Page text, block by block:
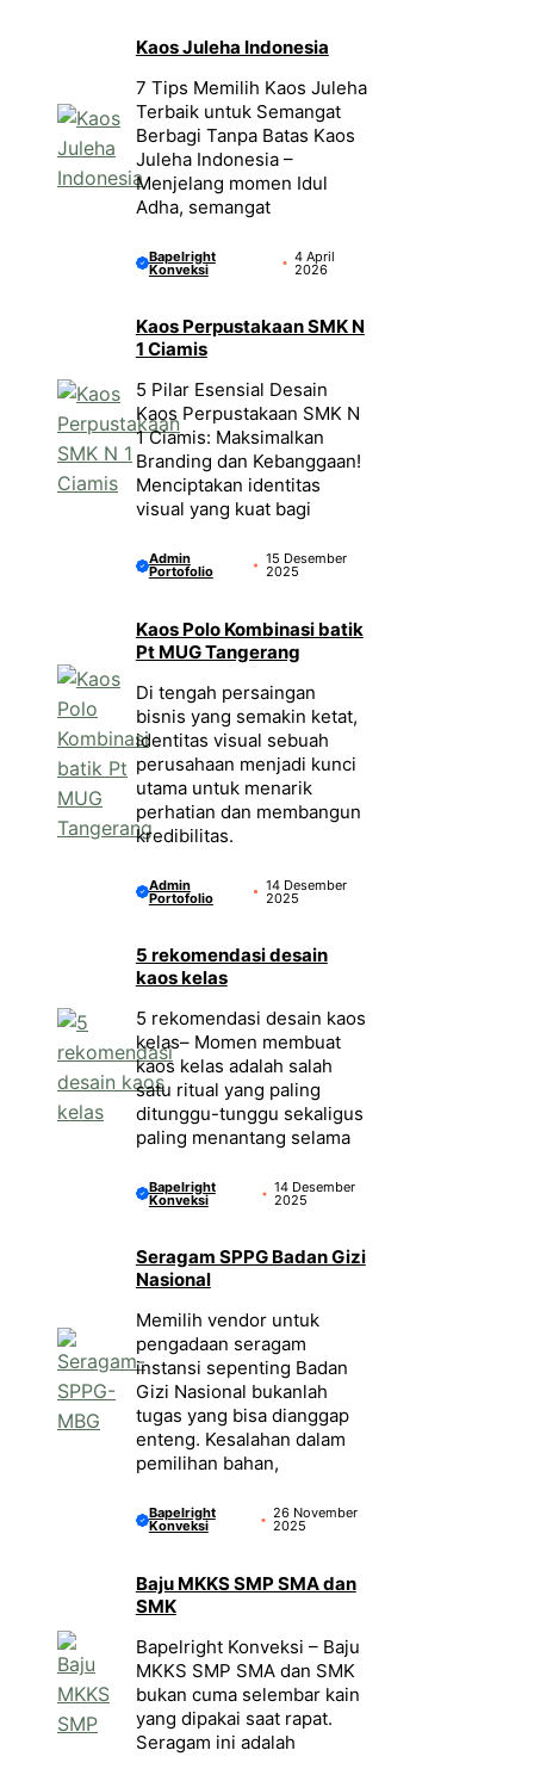
Kaos Juleha Indonesia
7 Tips Memilih Kaos Juleha
Terbaik untuk Semangat
Berbagi Tanpa Batas Kaos
Juleha Indonesia –
Menjelang momen Idul
Adha, semangat
Bapelright
Konveksi
4 April
2026
Kaos Perpustakaan SMK N
1 Ciamis
5 Pilar Esensial Desain
Kaos Perpustakaan SMK N
1 Ciamis: Maksimalkan
Branding dan Kebanggaan!
Menciptakan identitas
visual yang kuat bagi
Admin
Portofolio
15 Desember
2025
Kaos Polo Kombinasi batik
Pt MUG Tangerang
Di tengah persaingan
bisnis yang semakin ketat,
identitas visual sebuah
perusahaan menjadi kunci
utama untuk menarik
perhatian dan membangun
kredibilitas.
Admin
Portofolio
14 Desember
2025
5 rekomendasi desain
kaos kelas
5 rekomendasi desain kaos
kelas– Momen membuat
kaos kelas adalah salah
satu ritual yang paling
ditunggu-tunggu sekaligus
paling menantang selama
Bapelright
Konveksi
14 Desember
2025
Seragam SPPG Badan Gizi
Nasional
Memilih vendor untuk
pengadaan seragam
instansi sepenting Badan
Gizi Nasional bukanlah
tugas yang bisa dianggap
enteng. Kesalahan dalam
pemilihan bahan,
Bapelright
Konveksi
26 November
2025
Baju MKKS SMP SMA dan
SMK
Bapelright Konveksi – Baju
MKKS SMP SMA dan SMK
bukan cuma selembar kain
yang dipakai saat rapat.
Seragam ini adalah